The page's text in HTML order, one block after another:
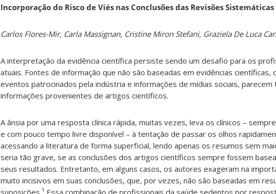
Incorporação do Risco de Viés nas Conclusões das Revisões Sistemáticas
Carlos Flores-Mir, Carla Massignan, Cristine Miron Stefani, Graziela De Luca
A interpretação da evidência científica persiste sendo um desafio para os
atuais. Fontes de informação que não são baseadas em evidências científicas,
eventos patrocinados pela indústria e informações de mídias sociais,
informações provenientes de artigos científicos.
A ânsia por uma resposta clínica rápida, muitas vezes, leva os clínicos –
e com pouco tempo livre disponível – à tentação de passar os olhos
acessando a literatura de forma superficial, lendo apenas os resumos sem
seria tão grave, se as conclusões dos artigos científicos sempre fossem
seus resultados. Entretanto, em alguns casos, os autores exageram na
muito incisivos em suas conclusões, que, por vezes, não são baseadas em
1